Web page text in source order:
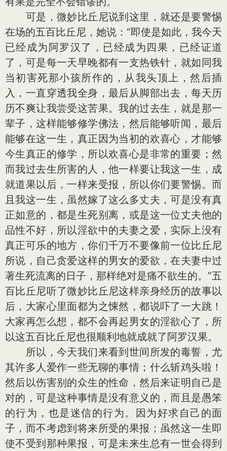
可是，微妙比丘尼说到这里，就还是要警惕
在场的五百比丘尼，她说：“即使是如此，我今天
已经成为阿罗汉了，已经成为四果，已经证道
了，可是每一天早晚都有一支热铁针，就如同我
当初害死那小孩所作的，从我头顶上，然后插
入，一直穿透我全身，最后从脚部出去，每天历
历不爽让我尝受这苦果。我的过去生，就是那一
辈子，这样能够修学佛法，然后能够听闻，最后
能够在这一生，真正因为当初的欢喜心，才能够
今生真正的修学，所以欢喜心是非常的重要；然
而我过去生所害的人，他一样要让我这一生，成
就道果以后，一样来受报，所以你们要警惕。而
且我这一生，虽然嫁了这么多丈夫，可是没有真
正如意的，都是生死别离，或是这一位丈夫他的
品性不好，所以淫欲中的夫妻之爱，实际上没有
真正可乐的地方，你们千万不要像前一位比丘尼
所说，自己贪爱这样的男女的爱欲，在夫妻中过
著生死流离的日子，那样绝对是痛不欲生的。”五
百比丘尼听了微妙比丘尼这样亲身经历的故事以
后，大家心里面都为之悚然，都说吓了一大跳！
大家再怎么想，都不会再起男女的淫欲心了，所
以这五百比丘尼也很顺利地就成就了阿罗汉果。
所以，今天我们来看到世间所发的毒誓，尤
其许多人爱作一些无聊的事情；什么斩鸡头啦！
然后以伤害别的众生的性命，然后来证明自己是
对的，可是这种事情是没有意义的，而且是愚笨
的行为，也是迷信的行为。因为好求自己的面
子，而不考虑到将来所受的果报；虽然这一生即
使不受到那种果报，可是未来生总有一世会得到